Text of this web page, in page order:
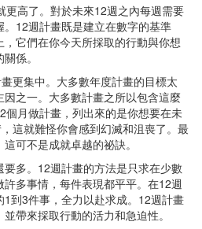
更高了。對於未來12週之內每週需要
12週計畫既是建立在數字的基準
，它們在你今天所採取的行動與你想
係。
更集中。大多數年度計畫的目標太
之一。大多數計畫之所以包含這麼
個月做計畫，列出來的是你想要在未
這就難怪你會感到幻滅和沮喪了。最
可不是成就卓越的祕訣。
多。12週計畫的方法是只求在少數
多事情，每件表現都平平。在12週
到3件事，全力以赴求成。12週計畫
帶來採取行動的活力和急迫性。